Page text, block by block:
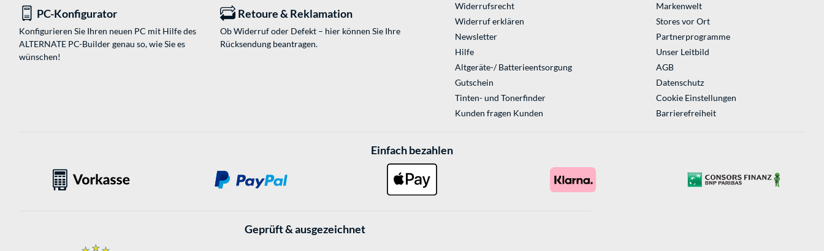
PC-Konfigurator
Konfigurieren Sie Ihren neuen PC mit Hilfe des
ALTERNATE PC-Builder genau so, wie Sie es
wünschen!
Retoure & Reklamation
Ob Widerruf oder Defekt – hier können Sie Ihre
Rücksendung beantragen.
Widerrufsrecht
Widerruf erklären
Newsletter
Hilfe
Altgeräte-/ Batterieentsorgung
Gutschein
Tinten- und Tonerfinder
Kunden fragen Kunden
Markenwelt
Stores vor Ort
Partnerprogramme
Unser Leitbild
AGB
Datenschutz
Cookie Einstellungen
Barrierefreiheit
Einfach bezahlen
Geprüft & ausgezeichnet